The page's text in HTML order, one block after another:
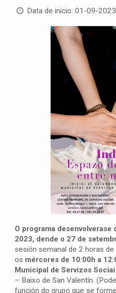
Data de inicio: 01-09-
O programa
2023, dende o 27 de
sesión semanal de 2 horas
os mércores de 10:00h a
Municipal de Servizos
– Baixo de San Valentín.
función do grupo que se